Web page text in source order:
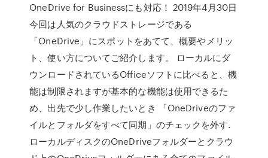
OneDrive for Businessにも対応！ 2019年4月30日
今回は人気のクラウドストレージである
「OneDrive」にスポットをあてて、概要やメリッ
ト、使い方についてご紹介します。 ローカルにダ
ウンロードされているOfficeソフトに比べると、機
能は制限されますが基本的な機能は使用できるた
め、出先で少し作業したいとき 「OneDriveのファ
イルとフォルダをすべて同期」のチェックを外す.
ローカルディスクのOneDriveフォルダーとクラウ